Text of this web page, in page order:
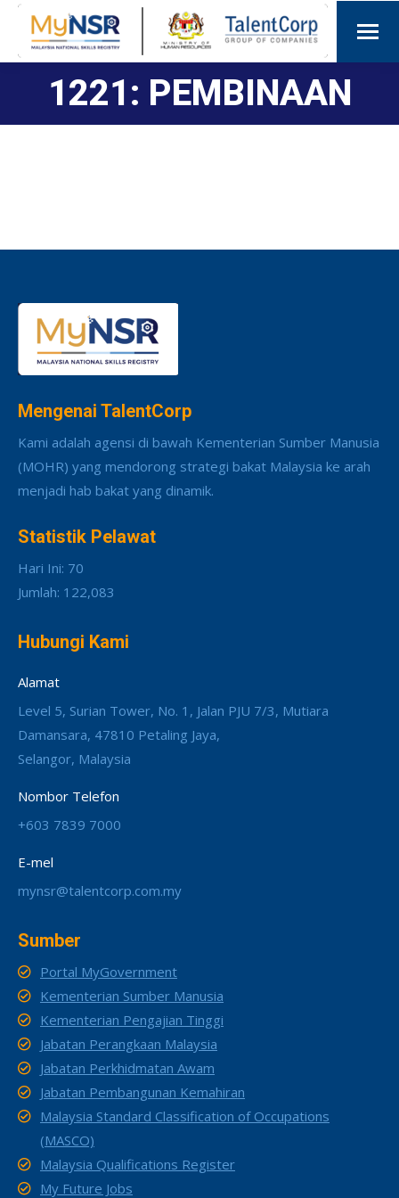
1221: PEMBINAAN
Mengenai TalentCorp
Kami adalah agensi di bawah Kementerian Sumber Manusia
(MOHR) yang mendorong strategi bakat Malaysia ke arah
menjadi hab bakat yang dinamik.
Statistik Pelawat
Hari Ini: 70
Jumlah: 122,083
Hubungi Kami
Alamat
Level 5, Surian Tower, No. 1, Jalan PJU 7/3, Mutiara
Damansara, 47810 Petaling Jaya,
Selangor, Malaysia
Nombor Telefon
+603 7839 7000
E-mel
mynsr@talentcorp.com.my
Sumber
Portal MyGovernment
Kementerian Sumber Manusia
Kementerian Pengajian Tinggi
Jabatan Perangkaan Malaysia
Jabatan Perkhidmatan Awam
Jabatan Pembangunan Kemahiran
Malaysia Standard Classification of Occupations
(MASCO)
Malaysia Qualifications Register
My Future Jobs